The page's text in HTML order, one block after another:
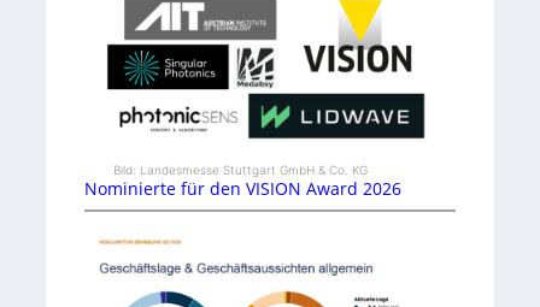
Bild: Landesmesse Stuttgart GmbH & Co. KG
Nominierte für den VISION Award 2026